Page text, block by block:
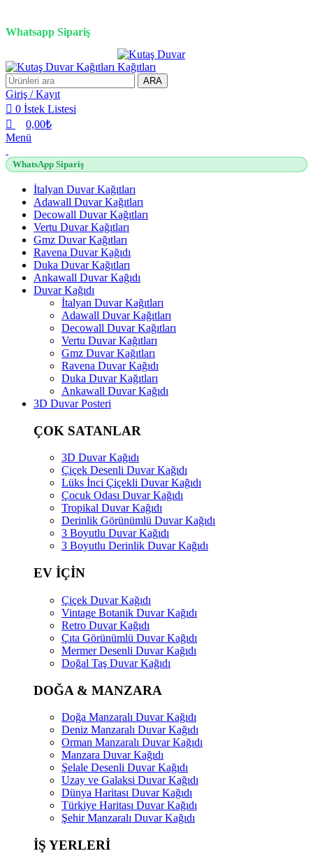
Whatsapp Sipariş
ARA
Giriş / Kayıt
0 İstek Listesi
0,00₺
Menü
WhatsApp Sipariş
İtalyan Duvar Kağıtları
Adawall Duvar Kağıtları
Decowall Duvar Kağıtları
Vertu Duvar Kağıtları
Gmz Duvar Kağıtları
Ravena Duvar Kağıdı
Duka Duvar Kağıtları
Ankawall Duvar Kağıdı
Duvar Kağıdı
İtalyan Duvar Kağıtları
Adawall Duvar Kağıtları
Decowall Duvar Kağıtları
Vertu Duvar Kağıtları
Gmz Duvar Kağıtları
Ravena Duvar Kağıdı
Duka Duvar Kağıtları
Ankawall Duvar Kağıdı
3D Duvar Posteri
ÇOK SATANLAR
3D Duvar Kağıdı
Çiçek Desenli Duvar Kağıdı
Lüks İnci Çiçekli Duvar Kağıdı
Çocuk Odası Duvar Kağıdı
Tropikal Duvar Kağıdı
Derinlik Görünümlü Duvar Kağıdı
3 Boyutlu Duvar Kağıdı
3 Boyutlu Derinlik Duvar Kağıdı
EV İÇİN
Çiçek Duvar Kağıdı
Vintage Botanik Duvar Kağıdı
Retro Duvar Kağıdı
Çıta Görünümlü Duvar Kağıdı
Mermer Desenli Duvar Kağıdı
Doğal Taş Duvar Kağıdı
DOĞA & MANZARA
Doğa Manzaralı Duvar Kağıdı
Deniz Manzaralı Duvar Kağıdı
Orman Manzaralı Duvar Kağıdı
Manzara Duvar Kağıdı
Şelale Desenli Duvar Kağıdı
Uzay ve Galaksi Duvar Kağıdı
Dünya Haritası Duvar Kağıdı
Türkiye Haritası Duvar Kağıdı
Şehir Manzaralı Duvar Kağıdı
İŞ YERLERİ